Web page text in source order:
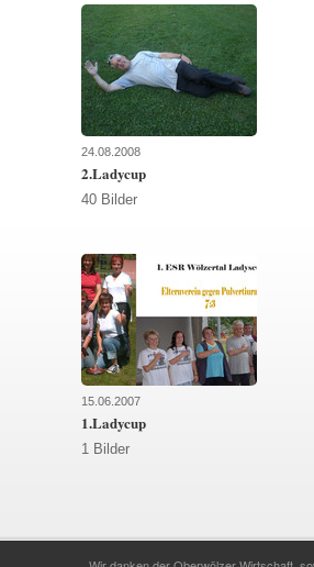
24.08.2008
2.Ladycup
40 Bilder
15.06.2007
1.Ladycup
1 Bilder